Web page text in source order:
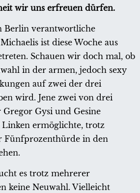
wir uns erfreuen dürfen.
Berlin verantwortliche
ist diese Woche aus
Schauen wir doch mal, ob
in der armen, jedoch sexy
auf zwei der drei
wird. Jene zwei von drei
Gysi und Gesine
Linken ermöglichte, trotz
Fünfprozenthürde in den
es trotz mehrerer
keine Neuwahl. Vielleicht